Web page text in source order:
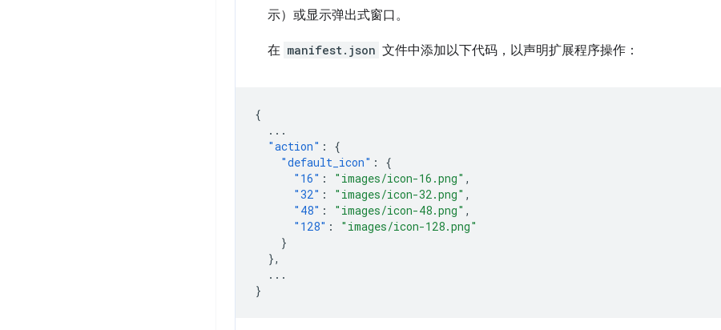
示）或显示弹出式窗口。
在 manifest.json 文件中添加以下代码，以声明扩展程序操作：
{
...
"action" :
{
"default_icon" :
{
"16" : "images/icon-16.png" ,
"32" : "images/icon-32.png" ,
"48" : "images/icon-48.png" ,
"128" :
"images/icon-128.png"
}
},
...
}